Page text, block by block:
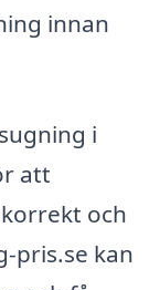
innan
i
att
och
pris.se kan